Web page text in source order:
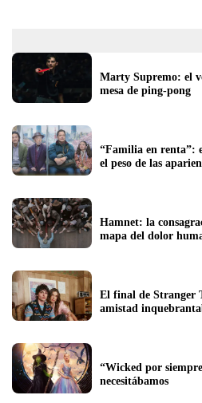
Marty Supremo: el
mesa de ping-pong
“Familia en renta”:
el peso de las
Hamnet: la
mapa del dolor
El final de Stranger
amistad
“Wicked por
necesitábamos